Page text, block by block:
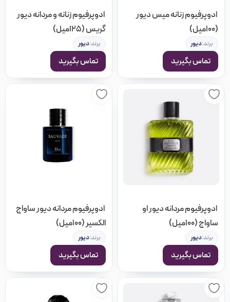
امتیاز
جدیدترین
گران‌ترین
بیشترین تخفیف
ادوپرفیوم زنانه میس دیور
(100میل)
برند:دیور
تماس بگیرید
ادوپرفیوم زنانه و مردانه دیور
گریس (125میل)
برند:دیور
تماس بگیرید
ادوپرفیوم مردانه دیور او
ساواج (100میل)
برند:دیور
تماس بگیرید
ادوپرفیوم مردانه دیور ساواج
الکسیر (100میل)
برند:دیور
تماس بگیرید